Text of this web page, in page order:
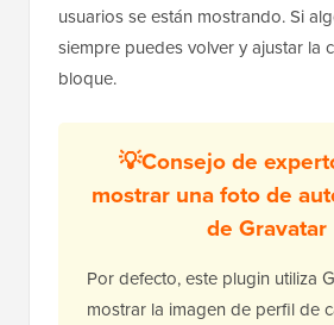
usuarios se están mostrando. Si
siempre puedes volver y ajustar la
bloque.
💡Consejo de
mostrar una foto de
de Gravatar
Por defecto, este plugin utiliza
mostrar la imagen de perfil de